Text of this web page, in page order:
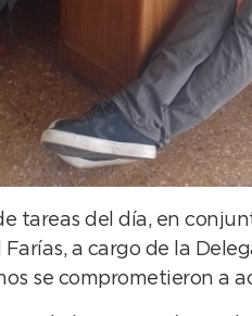
tareas del día, en
a cargo de la
se comprometieron a